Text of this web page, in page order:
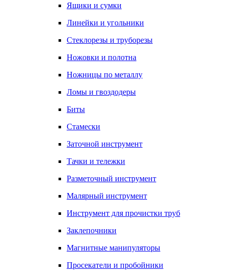
Ящики и сумки
Линейки и угольники
Стеклорезы и труборезы
Ножовки и полотна
Ножницы по металлу
Ломы и гвоздодеры
Биты
Стамески
Заточной инструмент
Тачки и тележки
Разметочный инструмент
Малярный инструмент
Инструмент для прочистки труб
Заклепочники
Магнитные манипуляторы
Просекатели и пробойники